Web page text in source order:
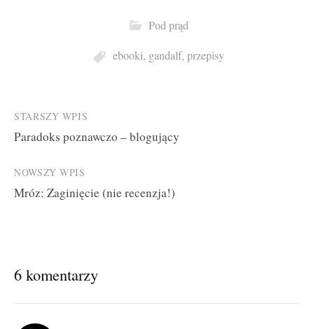
Pod prąd
ebooki, gandalf, przepisy
Post
navigation
STARSZY WPIS
Paradoks poznawczo – blogujący
NOWSZY WPIS
Mróz: Zaginięcie (nie recenzja!)
6 komentarzy